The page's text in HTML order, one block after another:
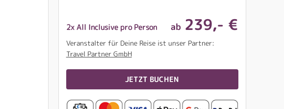
2x All Inclusive pro Person ab 239,- €
Veranstalter für Deine Reise ist unser Partner:
Travel Partner GmbH
JETZT BUCHEN